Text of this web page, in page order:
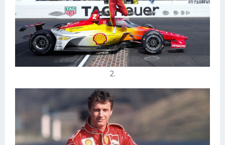
2.
Тренажеры
Интерьеры квартир